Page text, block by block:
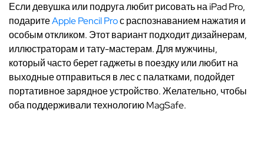
Если девушка или подруга любит рисовать на iPad Pro,
подаритеApple Pencil Proс распознаванием нажатия и
особым откликом. Этот вариант подходит дизайнерам,
иллюстраторам и тату-мастерам. Для мужчины,
который часто берет гаджеты в поездку или любит на
выходные отправиться в лес с палатками, подойдет
портативное зарядное устройство. Желательно, чтобы
оба поддерживали технологию MagSafe.